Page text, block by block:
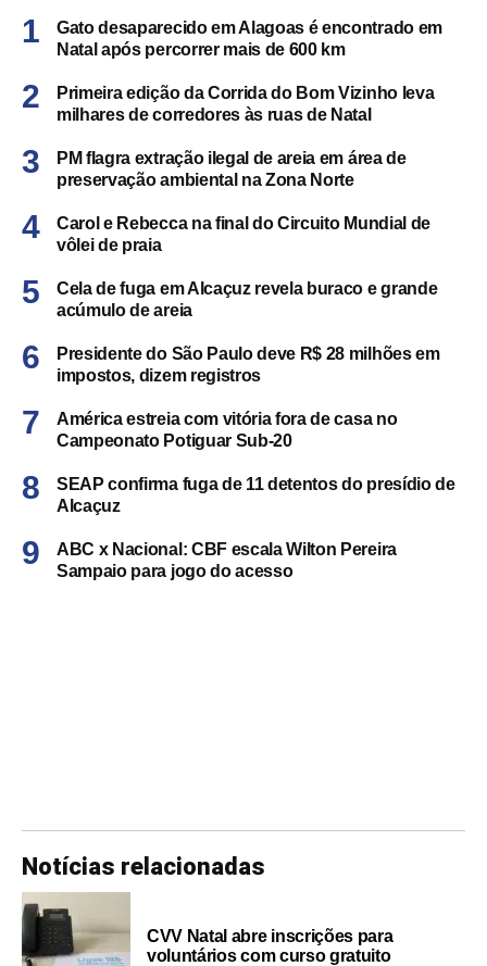
Gato desaparecido em Alagoas é encontrado em
Natal após percorrer mais de 600 km
Primeira edição da Corrida do Bom Vizinho leva
milhares de corredores às ruas de Natal
PM flagra extração ilegal de areia em área de
preservação ambiental na Zona Norte
Carol e Rebecca na final do Circuito Mundial de
vôlei de praia
Cela de fuga em Alcaçuz revela buraco e grande
acúmulo de areia
Presidente do São Paulo deve R$ 28 milhões em
impostos, dizem registros
América estreia com vitória fora de casa no
Campeonato Potiguar Sub-20
SEAP confirma fuga de 11 detentos do presídio de
Alcaçuz
ABC x Nacional: CBF escala Wilton Pereira
Sampaio para jogo do acesso
Notícias relacionadas
CVV Natal abre inscrições para
voluntários com curso gratuito